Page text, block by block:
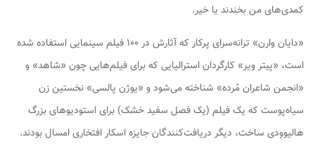
کمدی‌های من بخندند یا خیر.
«دایان وارن» ترانه‌سرای پرکار که آثارش در ۱۰۰ فیلم سینمایی استفاده شده
است، «پیتر ویر» کارگردان استرالیایی که برای فیلم‌هایی چون «شاهد» و
«انجمن شاعران مُرده» شناخته می‌شود و «یوژن پالسی» نخستین زن
سیاه‌پوست که یک فیلم (یک فصل سفید خشک) برای استودیوهای بزرگ
هالیوودی ساخت، دیگر دریافت‌کنندگان جایزه اسکار افتخاری امسال بودند.